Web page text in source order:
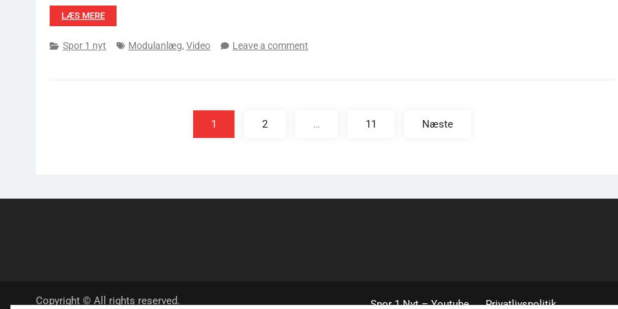
LÆS MERE
Spor 1 nyt Modulanlæg, Video Leave a comment
1 2 … 11 Næste
Copyright © All rights reserved. Spor 1 Nyt – Youtube Privatlivspolitik